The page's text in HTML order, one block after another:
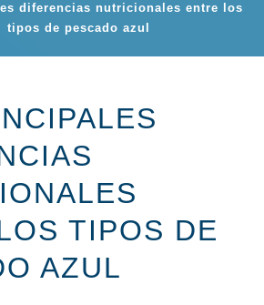
diferencias nutricionales entre los
tipos de pescado azul
TIPOS DE
AZUL